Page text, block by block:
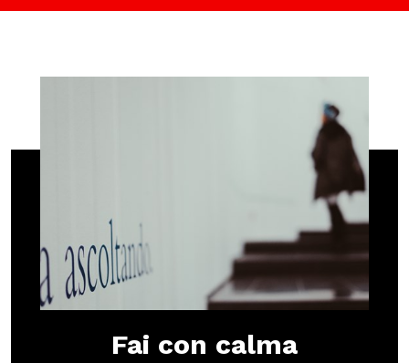
MOSTRE ED EVENTI
Stampa
Aziende
Fai con calma